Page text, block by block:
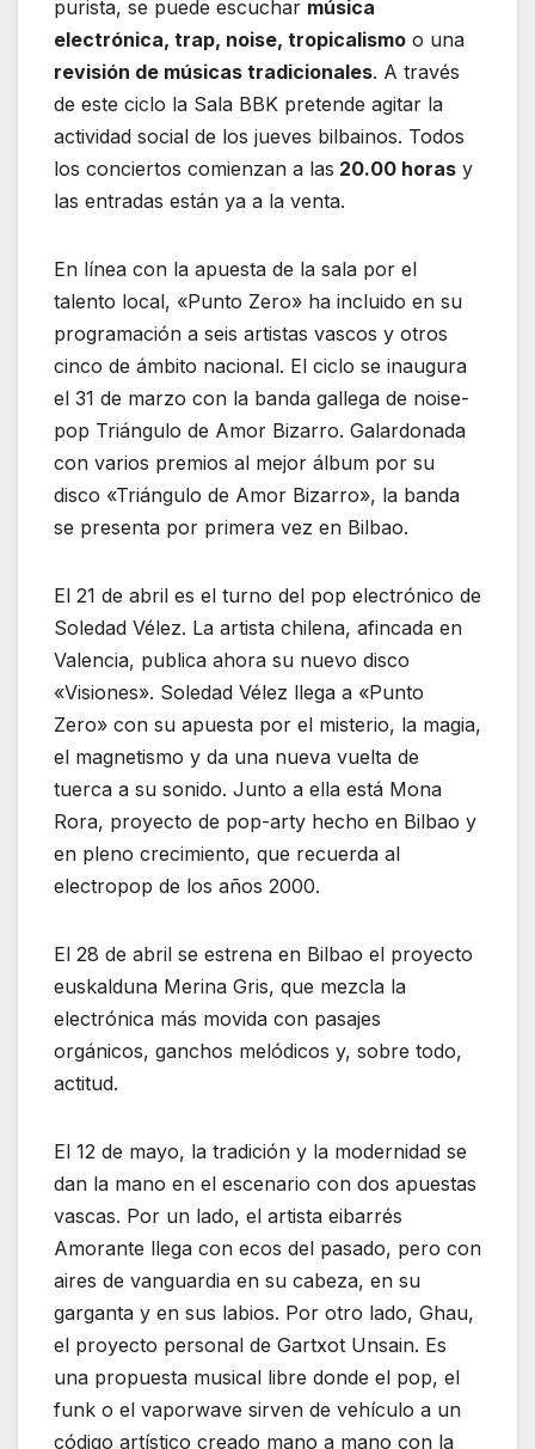
purista, se puede escuchar música
electrónica, trap, noise, tropicalismo o una
revisión de músicas tradicionales. A través
de este ciclo la Sala BBK pretende agitar la
actividad social de los jueves bilbainos. Todos
los conciertos comienzan a las 20.00 horas y
las entradas están ya a la venta.
En línea con la apuesta de la sala por el
talento local, «Punto Zero» ha incluido en su
programación a seis artistas vascos y otros
cinco de ámbito nacional. El ciclo se inaugura
el 31 de marzo con la banda gallega de noise-
pop Triángulo de Amor Bizarro. Galardonada
con varios premios al mejor álbum por su
disco «Triángulo de Amor Bizarro», la banda
se presenta por primera vez en Bilbao.
El 21 de abril es el turno del pop electrónico de
Soledad Vélez. La artista chilena, afincada en
Valencia, publica ahora su nuevo disco
«Visiones». Soledad Vélez llega a «Punto
Zero» con su apuesta por el misterio, la magia,
el magnetismo y da una nueva vuelta de
tuerca a su sonido. Junto a ella está Mona
Rora, proyecto de pop-arty hecho en Bilbao y
en pleno crecimiento, que recuerda al
electropop de los años 2000.
El 28 de abril se estrena en Bilbao el proyecto
euskalduna Merina Gris, que mezcla la
electrónica más movida con pasajes
orgánicos, ganchos melódicos y, sobre todo,
actitud.
El 12 de mayo, la tradición y la modernidad se
dan la mano en el escenario con dos apuestas
vascas. Por un lado, el artista eibarrés
Amorante llega con ecos del pasado, pero con
aires de vanguardia en su cabeza, en su
garganta y en sus labios. Por otro lado, Ghau,
el proyecto personal de Gartxot Unsain. Es
una propuesta musical libre donde el pop, el
funk o el vaporwave sirven de vehículo a un
código artístico creado mano a mano con la